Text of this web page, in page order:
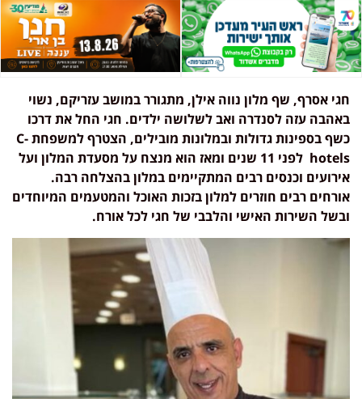
חגי אסרף, שף מלון נווה אילן, מתגורר במושב עזריקם, נשוי
באהבה עזה לסנדרה ואב לשלושה ילדים. חגי החל את דרכו
כשף בספינות גדולות ובמלונות מובילים, הצטרף למשפחת C-
hotels לפני 11 שנים ומאז הוא מנצח על מסעדת המלון ועל
אירועים וכנסים רבים המתקיימים במלון בהצלחה רבה.
אורחים רבים חוזרים למלון בזכות האוכל והמטעמים המיוחדים
ובשל השירות האישי והלבבי של חגי לכל אורח.